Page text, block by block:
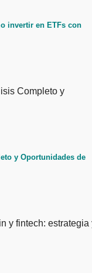
invertir en ETFs con
y Oportunidades de